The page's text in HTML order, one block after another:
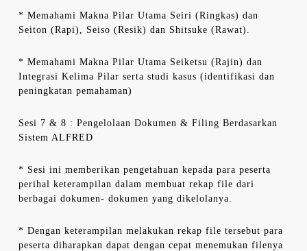
* Memahami Makna Pilar Utama Seiri (Ringkas) dan
Seiton (Rapi), Seiso (Resik) dan Shitsuke (Rawat).
* Memahami Makna Pilar Utama Seiketsu (Rajin) dan
Integrasi Kelima Pilar serta studi kasus (identifikasi dan
peningkatan pemahaman)
Sesi 7 & 8 : Pengelolaan Dokumen & Filing Berdasarkan
Sistem ALFRED
* Sesi ini memberikan pengetahuan kepada para peserta
perihal keterampilan dalam membuat rekap file dari
berbagai dokumen- dokumen yang dikelolanya.
* Dengan keterampilan melakukan rekap file tersebut para
peserta diharapkan dapat dengan cepat menemukan filenya